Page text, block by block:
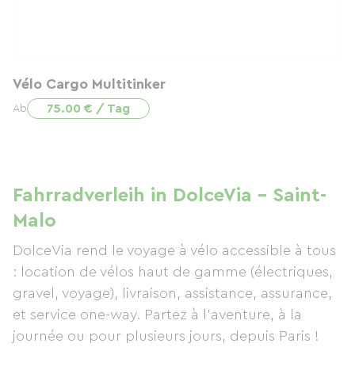
Vélo Cargo Multitinker
Ab 75.00 € / Tag
Fahrradverleih in DolceVia - Saint-
Malo
DolceVia rend le voyage à vélo accessible à tous
: location de vélos haut de gamme (électriques,
gravel, voyage), livraison, assistance, assurance,
et service one-way. Partez à l’aventure, à la
journée ou pour plusieurs jours, depuis Paris !